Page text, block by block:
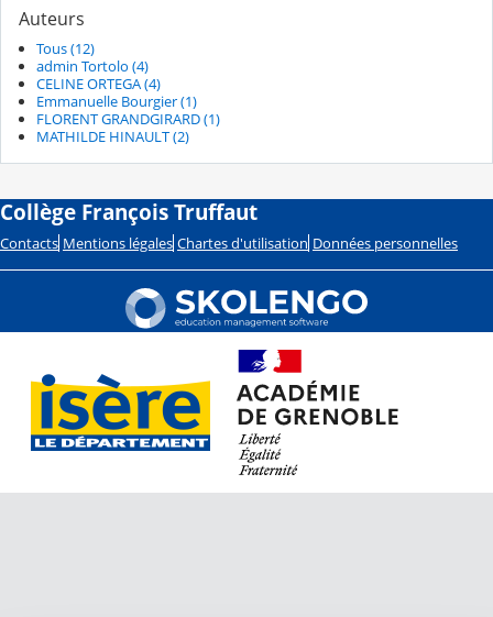
Auteurs
Tous (12)
admin Tortolo (4)
CELINE ORTEGA (4)
Emmanuelle Bourgier (1)
FLORENT GRANDGIRARD (1)
MATHILDE HINAULT (2)
Collège François Truffaut
Contacts Mentions légales Chartes d'utilisation Données personnelles